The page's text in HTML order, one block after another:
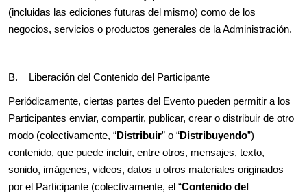
(incluidas las ediciones futuras del mismo) como de los
negocios, servicios o productos generales de la Administración.
B. Liberación del Contenido del Participante
Periódicamente, ciertas partes del Evento pueden permitir a los
Participantes enviar, compartir, publicar, crear o distribuir de otro
modo (colectivamente, “Distribuir” o “Distribuyendo”)
contenido, que puede incluir, entre otros, mensajes, texto,
sonido, imágenes, videos, datos u otros materiales originados
por el Participante (colectivamente, el “Contenido del